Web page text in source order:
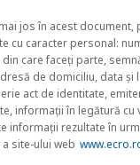
jos în acest document,
cu caracter personal:
care faceți parte,
de domiciliu, data și
act de identitate,
informații în legătură cu
informații rezultate în
site-ului web